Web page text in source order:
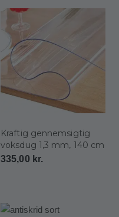
Kraftig gennemsigtig
voksdug 1,3 mm, 140 cm
335,00 kr.